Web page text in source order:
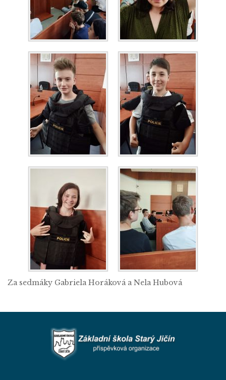
Za sedmáky Gabriela Horáková a Nela Hubová